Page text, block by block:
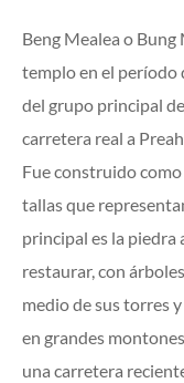
Beng Mealea o
templo en el período
del grupo principal
carretera real a
Fue construido
tallas que
principal es la piedra
restaurar, con
medio de sus torres
en grandes
una carretera